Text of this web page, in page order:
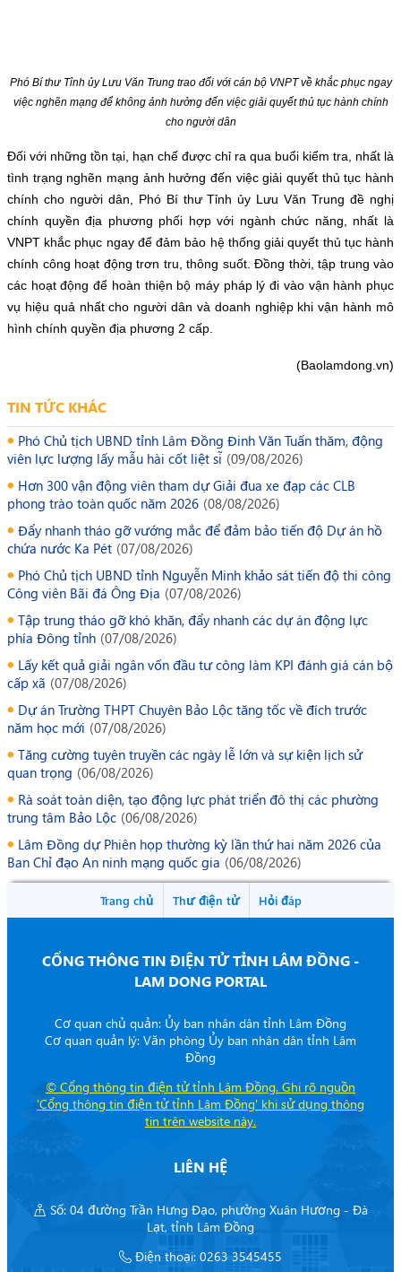
Phó Bí thư Tỉnh ủy Lưu Văn Trung trao đổi với cán bộ VNPT về khắc phục ngay
việc nghẽn mạng để không ảnh hưởng đến việc giải quyết thủ tục hành chính
cho người dân
Đối với những tồn tại, hạn chế được chỉ ra qua buổi kiểm tra, nhất là
tình trạng nghẽn mạng ảnh hưởng đến việc giải quyết thủ tục hành
chính cho người dân, Phó Bí thư Tỉnh ủy Lưu Văn Trung đề nghị
chính quyền địa phương phối hợp với ngành chức năng, nhất là
VNPT khắc phục ngay để đảm bảo hệ thống giải quyết thủ tục hành
chính công hoạt động trơn tru, thông suốt. Đồng thời, tập trung vào
các hoạt động để hoàn thiện bộ máy pháp lý đi vào vận hành phục
vụ hiệu quả nhất cho người dân và doanh nghiệp khi vận hành mô
hình chính quyền địa phương 2 cấp.
(Baolamdong.vn)
TIN TỨC KHÁC
Phó Chủ tịch UBND tỉnh Lâm Đồng Đinh Văn Tuấn thăm, động
viên lực lượng lấy mẫu hài cốt liệt sĩ (09/08/2026)
Hơn 300 vận động viên tham dự Giải đua xe đạp các CLB
phong trào toàn quốc năm 2026 (08/08/2026)
Đẩy nhanh tháo gỡ vướng mắc để đảm bảo tiến độ Dự án hồ
chứa nước Ka Pét (07/08/2026)
Phó Chủ tịch UBND tỉnh Nguyễn Minh khảo sát tiến độ thi công
Công viên Bãi đá Ông Địa (07/08/2026)
Tập trung tháo gỡ khó khăn, đẩy nhanh các dự án động lực
phía Đông tỉnh (07/08/2026)
Lấy kết quả giải ngân vốn đầu tư công làm KPI đánh giá cán bộ
cấp xã (07/08/2026)
Dự án Trường THPT Chuyên Bảo Lộc tăng tốc về đích trước
năm học mới (07/08/2026)
Tăng cường tuyên truyền các ngày lễ lớn và sự kiện lịch sử
quan trọng (06/08/2026)
Rà soát toàn diện, tạo động lực phát triển đô thị các phường
trung tâm Bảo Lộc (06/08/2026)
Lâm Đồng dự Phiên họp thường kỳ lần thứ hai năm 2026 của
Ban Chỉ đạo An ninh mạng quốc gia (06/08/2026)
Trang chủ Thư điện tử Hỏi đáp
CỔNG THÔNG TIN ĐIỆN TỬ TỈNH LÂM ĐỒNG -
LAM DONG PORTAL
Cơ quan chủ quản: Ủy ban nhân dân tỉnh Lâm Đồng
Cơ quan quản lý: Văn phòng Ủy ban nhân dân tỉnh Lâm
Đồng
© Cổng thông tin điện tử tỉnh Lâm Đồng. Ghi rõ nguồn
'Cổng thông tin điện tử tỉnh Lâm Đồng' khi sử dụng thông
tin trên website này.
LIÊN HỆ
Số: 04 đường Trần Hưng Đạo, phường Xuân Hương - Đà
Lạt, tỉnh Lâm Đồng
Điện thoại: 0263 3545455